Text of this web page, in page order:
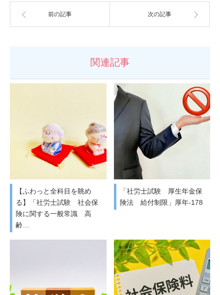
前の記事 次の記事
関連記事
【ふわっと全科目を眺め
る】「社労士試験 社会保
険に関する一般常識 高
齢…
「社労士試験 厚生年金保
険法 給付制限」厚年-178